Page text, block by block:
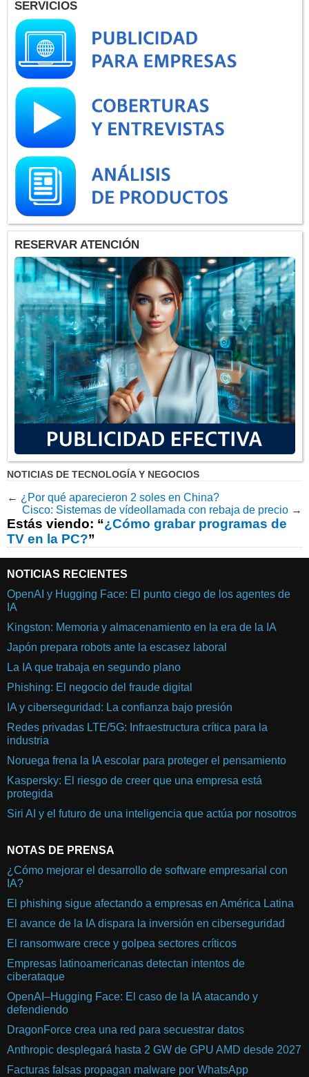
SERVICIOS
RESERVAR ATENCIÓN
NOTICIAS DE TECNOLOGÍA Y NEGOCIOS
← ¿Por qué aparecieron 2 soles en China?
Cisco: Sistemas de vídeollamada con rebaja de precio →
Estás viendo: “¿Cómo grabar programas de
TV en la PC?”
NOTICIAS RECIENTES
OpenAI y Hugging Face: El punto ciego de los agentes de
IA
Kingston: Memoria y almacenamiento en la era de la IA
Japón prepara robots ante la escasez laboral
La IA que trabaja en segundo plano
Phishing: El negocio del fraude digital
IA y ciberseguridad: La confianza bajo presión
Redes privadas LTE/5G: Infraestructura crítica para la
industria
Noruega frena la IA escolar para proteger el pensamiento
Kaspersky: El riesgo de creer que una empresa está
protegida
Siri AI y el futuro de una inteligencia que actúa por nosotros
NOTAS DE PRENSA
¿Cómo mejorar el desarrollo de software empresarial con
IA?
El phishing sigue afectando a empresas en América Latina
El avance de la IA dispara la inversión en ciberseguridad
El ransomware crece y golpea sectores críticos
Empresas latinoamericanas detectan intentos de
ciberataque
OpenAI–Hugging Face: El caso de la IA atacando y
defendiendo
DragonForce crea una red para secuestrar datos
Anthropic desplegará hasta 2 GW de GPU AMD desde 2027
Facturas falsas propagan malware por WhatsApp